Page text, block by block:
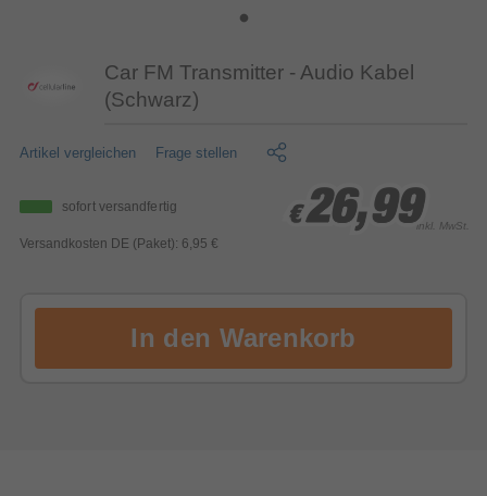
Car FM Transmitter - Audio Kabel
(Schwarz)
Artikel vergleichen Frage stellen
sofort versandfertig
Versandkosten DE (Paket): 6,95 €
€26,99
€26,99
€26,99inkl. MwSt.